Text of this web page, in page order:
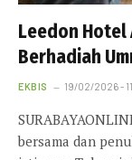
Leedon
Berhadiah
EKBIS 19/02/2026 -
bersama dan